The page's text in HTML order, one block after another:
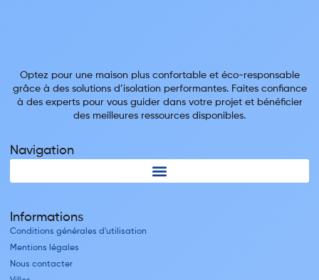
Optez pour une maison plus confortable et éco-responsable
grâce à des solutions d’isolation performantes. Faites confiance
à des experts pour vous guider dans votre projet et bénéficier
des meilleures ressources disponibles.
Navigation
Informations
Conditions générales d'utilisation
Mentions légales
Nous contacter